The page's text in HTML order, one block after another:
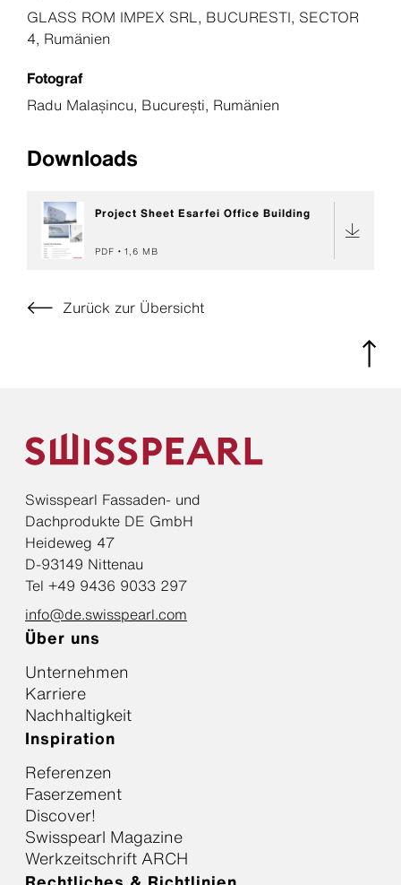
GLASS ROM IMPEX SRL, BUCURESTI, SECTOR
4, Rumänien
Fotograf
Radu Malașincu, București, Rumänien
Downloads
Project Sheet Esarfei Office Building
PDF 1,6 MB
Zurück zur Übersicht
Swisspearl Fassaden- und
Dachprodukte DE GmbH
Heideweg 47
D-93149 Nittenau
Tel +49 9436 9033 297
info@de.swisspearl.com
Über uns
Unternehmen
Karriere
Nachhaltigkeit
Inspiration
Referenzen
Faserzement
Discover!
Swisspearl Magazine
Werkzeitschrift ARCH